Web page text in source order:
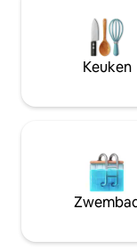
aparte bedden,
badkamer met
douche. De
komt uit op een
tuinen
in architectuur,
ingericht en
makers van het
Keuken